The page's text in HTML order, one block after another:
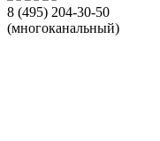
8 (495) 204-30-50
(многоканальный)